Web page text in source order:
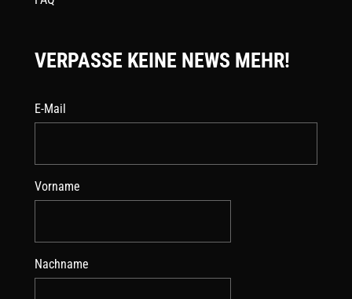
VERPASSE KEINE NEWS MEHR!
E-Mail
Vorname
Nachname